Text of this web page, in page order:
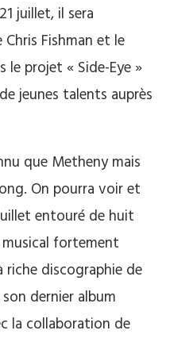
juillet, il sera
Fishman et le
le projet « Side-Eye »
jeunes talents auprès
que Metheny mais
On pourra voir et
entouré de huit
fortement
discographie de
dernier album
la collaboration de